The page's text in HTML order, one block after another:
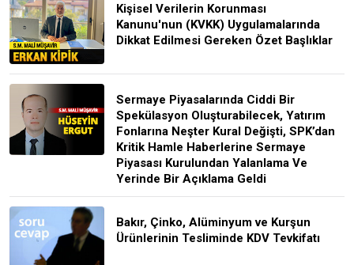
Kişisel Verilerin Korunması
Kanunu'nun (KVKK) Uygulamalarında
Dikkat Edilmesi Gereken Özet Başlıklar
Sermaye Piyasalarında Ciddi Bir
Spekülasyon Oluşturabilecek, Yatırım
Fonlarına Neşter Kural Değişti, SPK’dan
Kritik Hamle Haberlerine Sermaye
Piyasası Kurulundan Yalanlama Ve
Yerinde Bir Açıklama Geldi
Bakır, Çinko, Alüminyum ve Kurşun
Ürünlerinin Tesliminde KDV Tevkifatı